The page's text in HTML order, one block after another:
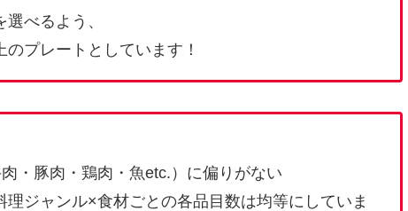
べるよう、
プレートとしています！
・豚肉・鶏肉・魚etc.）に偏りがない
ジャンル×食材ごとの各品目数は均等にしていま